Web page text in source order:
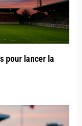
pour lancer la